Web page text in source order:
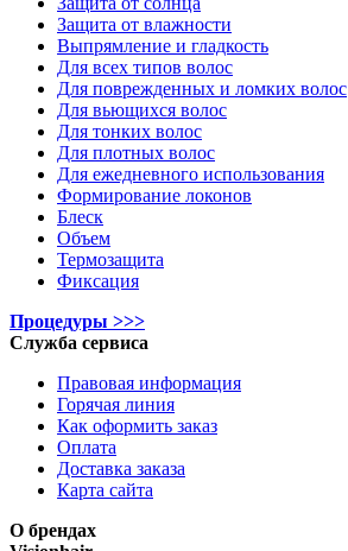
Защита от влажности
Выпрямление и гладкость
Для всех типов волос
Для поврежденных и ломких волос
Для вьющихся волос
Для тонких волос
Для плотных волос
Для ежедневного использования
Формирование локонов
Блеск
Объем
Термозащита
Фиксация
Процедуры >>>
Служба сервиса
Правовая информация
Горячая линия
Как оформить заказ
Оплата
Доставка заказа
Карта сайта
О брендах